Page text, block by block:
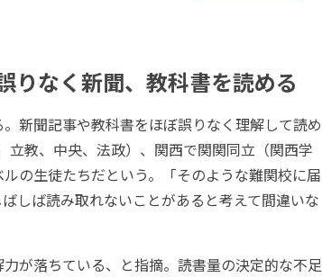
りなく新聞、教科書を読める
新聞記事や教科書をほぼ誤りなく理解して読め
立教、中央、法政）、関西で関関同立（関西学
の生徒たちだという。「そのような難関校に届
しば読み取れないことがあると考えて間違いな
が落ちている、と指摘。読書量の決定的な不足